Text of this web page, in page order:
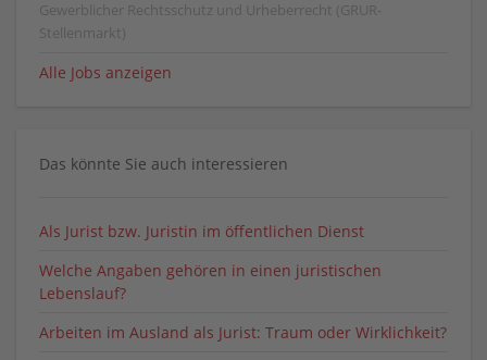
Gewerblicher Rechtsschutz und Urheberrecht (GRUR-
Stellenmarkt)
Alle Jobs anzeigen
Das könnte Sie auch interessieren
Als Jurist bzw. Juristin im öffentlichen Dienst
Welche Angaben gehören in einen juristischen
Lebenslauf?
Arbeiten im Ausland als Jurist: Traum oder Wirklichkeit?